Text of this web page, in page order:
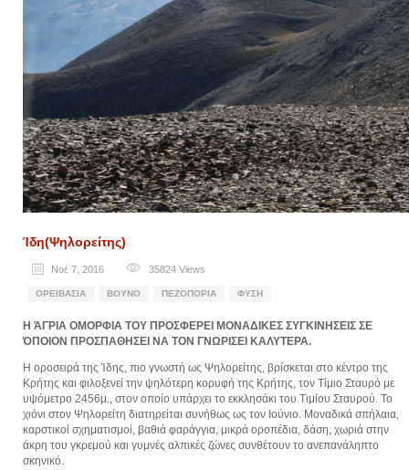
Ίδη(Ψηλορείτης)
Νοέ 7, 2016 35824 Views
ΟΡΕΙΒΑΣΊΑ ΒΟΥΝΌ ΠΕΖΟΠΟΡΊΑ ΦΎΣΗ
Η ΆΓΡΙΑ ΟΜΟΡΦΙΑ ΤΟΥ ΠΡΟΣΦΕΡΕΙ ΜΟΝΑΔΙΚΕΣ ΣΥΓΚΙΝΗΣΕΙΣ ΣΕ
ΌΠΟΙΟΝ ΠΡΟΣΠΑΘΗΣΕΙ ΝΑ ΤΟΝ ΓΝΩΡΙΣΕΙ ΚΑΛΥΤΕΡΑ.
Η οροσειρά της Ίδης, πιο γνωστή ως Ψηλορείτης, βρίσκεται στο κέντρο της
Κρήτης και φιλοξενεί την ψηλότερη κορυφή της Κρήτης, τον Τίμιο Σταυρό με
υψόμετρο 2456μ., στον οποίο υπάρχει το εκκλησάκι του Τιμίου Σταυρού. Το
χιόνι στον Ψηλορείτη διατηρείται συνήθως ως τον Ιούνιο. Μοναδικά σπήλαια,
καρστικοί σχηματισμοί, βαθιά φαράγγια, μικρά οροπέδια, δάση, χωριά στην
άκρη του γκρεμού και γυμνές αλπικές ζώνες συνθέτουν το ανεπανάληπτο
σκηνικό.